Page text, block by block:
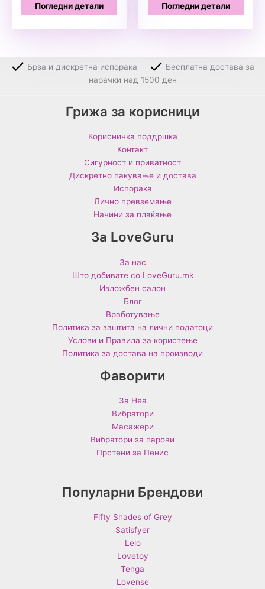
Погледни детали Погледни детали
Брза и дискретна испорака
Бесплатна достава за
нарачки над 1500 ден
Грижа за корисници
Корисничка поддршка
Контакт
Сигурност и приватност
Дискретно пакување и достава
Испорака
Лично превземање
Начини за плаќање
За LoveGuru
За нас
Што добивате со LoveGuru.mk
Изложбен салон
Блог
Вработување
Политика за заштита на лични податоци
Услови и Правила за користење
Политика за достава на производи
Фаворити
За Неа
Вибратори
Масажери
Вибратори за парови
Прстени за Пенис
Популарни Брендови
Fifty Shades of Grey
Satisfyer
Lelo
Lovetoy
Tenga
Lovense